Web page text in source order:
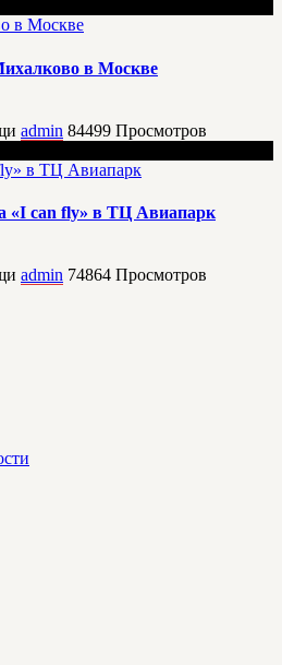
в Москве
admin 84499 Просмотров
«I can fly» в ТЦ Авиапарк
admin 74864 Просмотров